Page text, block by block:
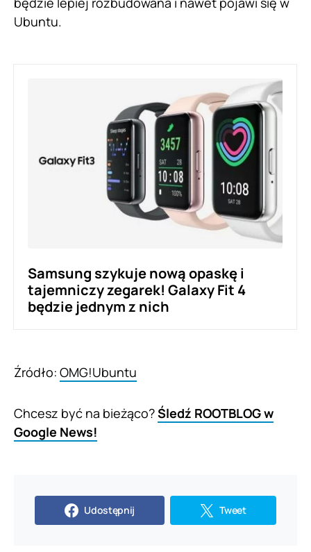
Ubuntu.
Samsung szykuje nową opaskę i
tajemniczy zegarek! Galaxy Fit 4
będzie jednym z nich
Źródło: OMG!Ubuntu
Chcesz być na bieżąco?Śledź ROOTBLOG w
Google News!
Udostępnij Tweet